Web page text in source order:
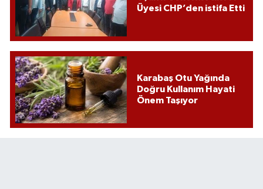
Üyesi CHP’den istifa Etti
Karabaş Otu Yağında
Doğru Kullanım Hayati
Önem Taşıyor